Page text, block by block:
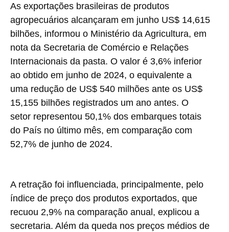
As exportações brasileiras de produtos
agropecuários alcançaram em junho US$ 14,615
bilhões, informou o Ministério da Agricultura, em
nota da Secretaria de Comércio e Relações
Internacionais da pasta. O valor é 3,6% inferior
ao obtido em junho de 2024, o equivalente a
uma redução de US$ 540 milhões ante os US$
15,155 bilhões registrados um ano antes. O
setor representou 50,1% dos embarques totais
do País no último mês, em comparação com
52,7% de junho de 2024.
A retração foi influenciada, principalmente, pelo
índice de preço dos produtos exportados, que
recuou 2,9% na comparação anual, explicou a
secretaria. Além da queda nos preços médios de